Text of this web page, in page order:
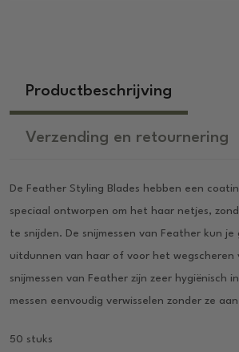
Productbeschrijving
Verzending en retournering
De Feather Styling Blades hebben een
speciaal ontworpen om het haar netjes,
te snijden. De snijmessen van Feather kun
uitdunnen van haar of voor het wegscheren
snijmessen van Feather zijn zeer hygiënisch
messen eenvoudig verwisselen zonder ze
50 stuks